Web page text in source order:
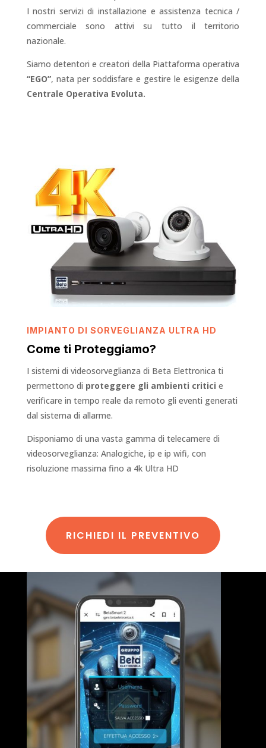
I nostri servizi di installazione e assistenza tecnica /
commerciale sono attivi su tutto il territorio
nazionale.
Siamo detentori e creatori della Piattaforma operativa
“EGO”, nata per soddisfare e gestire le esigenze della
Centrale Operativa Evoluta.
IMPIANTO DI SORVEGLIANZA ULTRA HD
Come ti Proteggiamo?
I sistemi di videosorveglianza di Beta Elettronica ti
permettono di proteggere gli ambienti critici e
verificare in tempo reale da remoto gli eventi generati
dal sistema di allarme.
Disponiamo di una vasta gamma di telecamere di
videosorveglianza: Analogiche, ip e ip wifi, con
risoluzione massima fino a 4k Ultra HD
RICHIEDI IL PREVENTIVO